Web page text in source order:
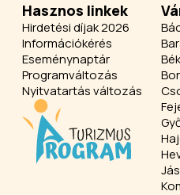
Hasznos linkek
Hirdetési díjak 2026
Információkérés
Eseménynaptár
Programváltozás
Nyitvatartás változás